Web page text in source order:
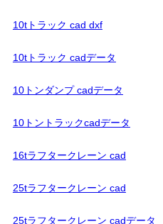
10tトラック cad dxf
10tトラック cadデータ
10トンダンプ cadデータ
10トントラックcadデータ
16tラフタークレーン cad
25tラフタークレーン cad
25tラフタークレーン cadデータ